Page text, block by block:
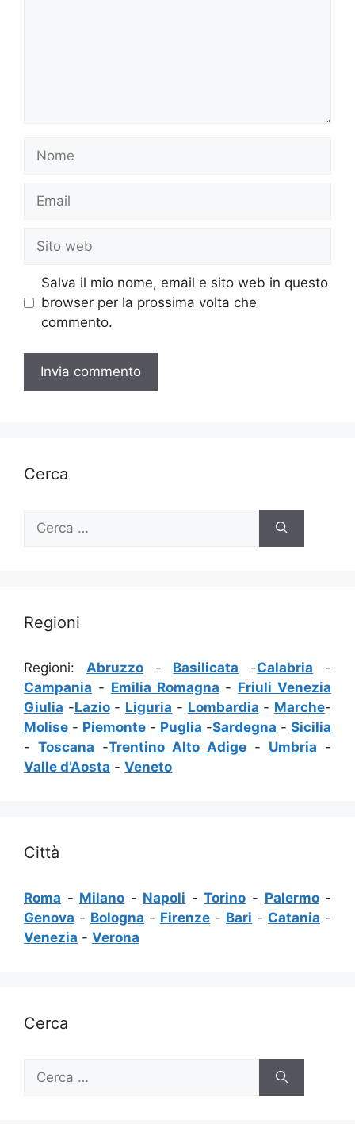
Nome
Email
Sito
web
Salva il mio nome, email e sito web in questo
browser per la prossima volta che
commento.
Cerca
per:
Regioni
Regioni: Abruzzo- Basilicata -Calabria -
Campania - Emilia Romagna - Friuli Venezia
Giulia -Lazio- Liguria - Lombardia - Marche-
Molise - Piemonte - Puglia -Sardegna - Sicilia
- Toscana -Trentino Alto Adige - Umbria -
Valle d’Aosta - Veneto
Città
Roma - Milano - Napoli -Torino - Palermo-
Genova - Bologna - Firenze - Bari - Catania -
Venezia - Verona
Cerca
per: